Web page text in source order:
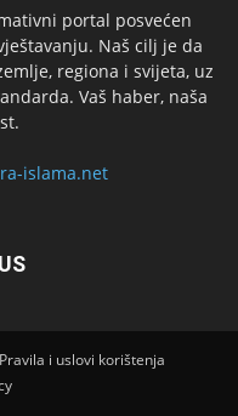
portal posvećen
Naš cilj je da
regiona i svijeta, uz
Vaš haber, naša
islama.net
Pravila i uslovi korištenja